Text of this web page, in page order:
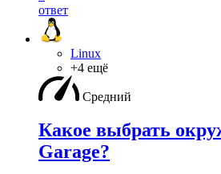
ответ
Linux
+4 ещё
Средний
Какое выбрать
Garage?